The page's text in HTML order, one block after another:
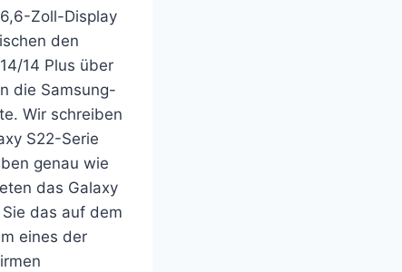
Zoll-Display
den
14 Plus über
die Samsung-
Wir schreiben
S22-Serie
genau wie
das Galaxy
das auf dem
eines der